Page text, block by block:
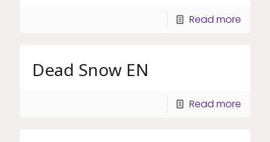
Read more
Dead Snow EN
Read more